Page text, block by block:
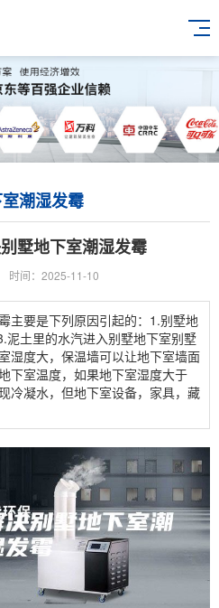
潮湿发霉
墅地下室潮湿发霉
时间：2025-11-10
主要是下列原因引起的：1.别墅地
土里的水汽进入别墅地下室别墅
湿度大，保温墙可以让地下室墙面
下室温度，如果地下室湿度大于
冷凝水，但地下室设备，家具，藏